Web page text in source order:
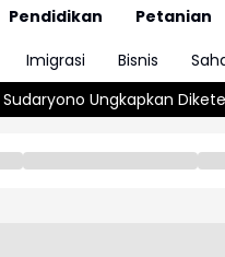
Pendidikan Petanian
Imigrasi Bisnis
Ada 6 Juta